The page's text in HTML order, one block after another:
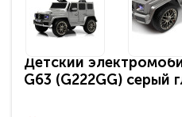
Детский
G63 (G222GG) серый